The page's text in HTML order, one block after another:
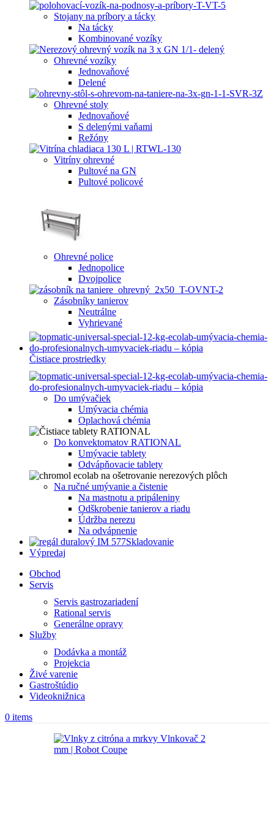
Stojany na príbory a tácky
Na tácky
Kombinované vozíky
Ohrevné vozíky
Jednovaňové
Delené
Ohrevné stoly
Jednovaňové
S delenými vaňami
Režóny
Vitríny ohrevné
Pultové na GN
Pultové policové
Ohrevné police
Jednopolice
Dvojpolice
Zásobníky tanierov
Neutrálne
Vyhrievané
Čistiace prostriedky
Do umývačiek
Umývacia chémia
Oplachová chémia
Do konvektomatov RATIONAL
Umývacie tablety
Odvápňovacie tablety
Na ručné umývanie a čistenie
Na mastnotu a pripáleniny
Odškrobenie tanierov a riadu
Údržba nerezu
Na odvápnenie
Skladovanie
Výpredaj
Obchod
Servis
Servis gastrozariadení
Rational servis
Generálne opravy
Služby
Dodávka a montáž
Projekcia
Živé varenie
Gastroštúdio
Videoknižnica
0 items